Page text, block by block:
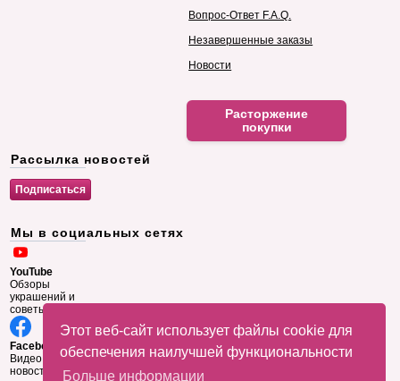
Этот веб-сайт использует файлы cookie для
обеспечения наилучшей функциональности
Больше информации
Вопрос-Ответ F.A.Q.
Незавершенные заказы
Новости
Расторжение
покупки
Рассылка новостей
Мы в социальных сетях
YouTube
Обзоры
украшений и
советы
Facebook
Видео и
новости